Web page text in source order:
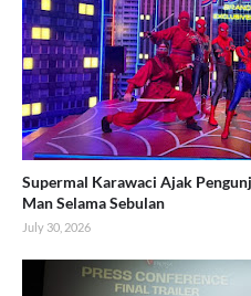
Supermal Karawaci Ajak
Man Selama Sebulan
July 30, 2026